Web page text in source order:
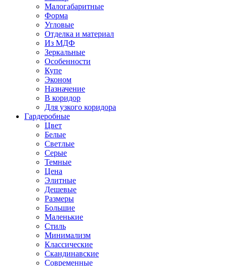
Малогабаритные
Форма
Угловые
Отделка и материал
Из МДФ
Зеркальные
Особенности
Купе
Эконом
Назначение
В коридор
Для узкого коридора
Гардеробные
Цвет
Белые
Светлые
Серые
Темные
Цена
Элитные
Дешевые
Размеры
Большие
Маленькие
Стиль
Минимализм
Классические
Скандинавские
Современные